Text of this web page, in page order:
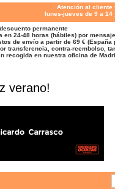
Atención al cliente
lunes-jueves de 9 a 14
permanente
en 24-48 horas (hábiles) por
de envío a partir de 69 € (España
transferencia, contra-reembolso,
recogida en nuestra oficina de
verano!